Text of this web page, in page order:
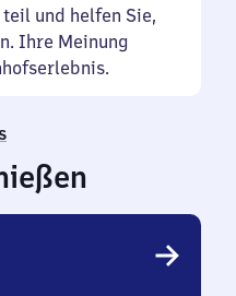
und helfen Sie,
Ihre Meinung